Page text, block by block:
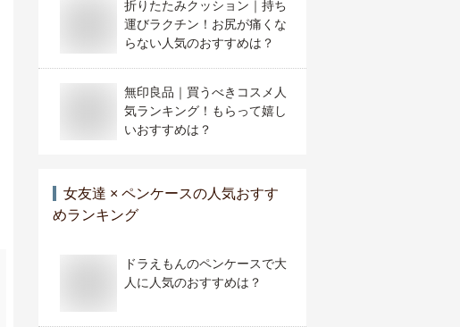
折りたたみクッション｜持ち
運びラクチン！お尻が痛くな
らない人気のおすすめは？
無印良品｜買うべきコスメ人
気ランキング！もらって嬉し
いおすすめは？
女友達 × ペンケースの人気おすす
めランキング
ドラえもんのペンケースで大
人に人気のおすすめは？